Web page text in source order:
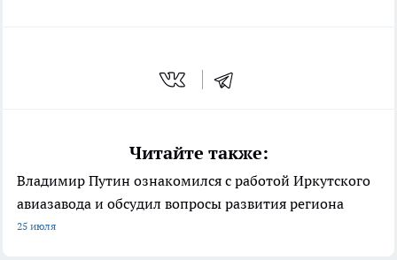
Читайте также:
Владимир Путин ознакомился с работой Иркутского
авиазавода и обсудил вопросы развития региона
25 июля